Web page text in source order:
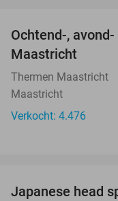
Ochtend-,
Maastricht
Thermen Maastricht
Maastricht
Verkocht: 4.476
Japanese head